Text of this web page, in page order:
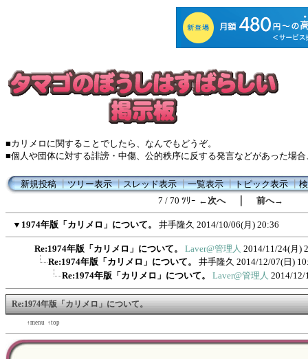
■カリメロに関することでしたら、なんでもどうぞ。
■個人や団体に対する誹謗・中傷、公的秩序に反する発言などがあった場
新規投稿┃ツリー表示┃スレッド表示┃一覧表示┃トピック表示┃
7 / 70 ﾂﾘｰ ←次へ｜ 前へ→
▼ 1974年版「カリメロ」について。 井手隆久 2014/10/06(月) 20:36
Re:1974年版「カリメロ」について。 Laver@管理人 2014/11/24(月)
Re:1974年版「カリメロ」について。
井手隆久 2014/12/07(日)
Re:1974年版「カリメロ」について。
Laver@管理人 2014/12/
Re:1974年版「カリメロ」について。
↑menu ↑top